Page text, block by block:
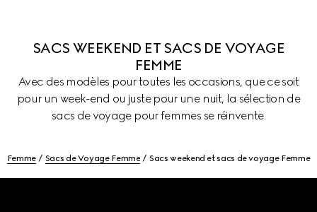
SACS WEEKEND ET SACS DE VOYAGE
FEMME
Avec des modèles pour toutes les occasions, que ce soit
pour un week-end ou juste pour une nuit, la sélection de
sacs de voyage pour femmes se réinvente.
Femme Sacs de Voyage Femme Sacs weekend et sacs de voyage Femme